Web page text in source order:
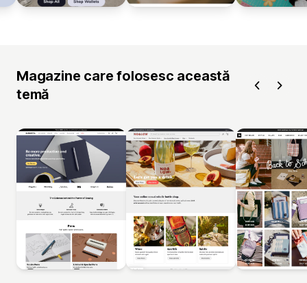
Magazine care folosesc această
temă